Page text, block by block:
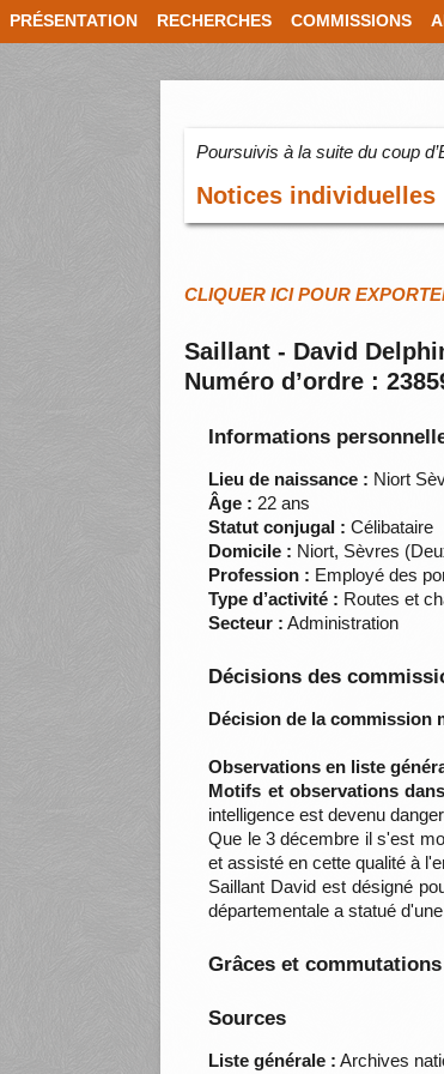
PRÉSENTATION RECHERCHES COMMISSIONS
Poursuivis à la suite du coup
Notices individuelles
CLIQUER ICI POUR
Saillant - David
Numéro d’ordre :
Informations
Lieu de naissance : Niort
Âge : 22 ans
Statut conjugal : Célibataire
Domicile : Niort, Sèvres
Profession : Employé des
Type d’activité : Routes et
Secteur : Administration
Décisions des
Décision de la commission
Observations en liste
Motifs et observations
intelligence est devenu
Que le 3 décembre il s'est
et assisté en cette qualité à
Saillant David est désigné
départementale a statué
Grâces et
Sources
Liste générale : Archives